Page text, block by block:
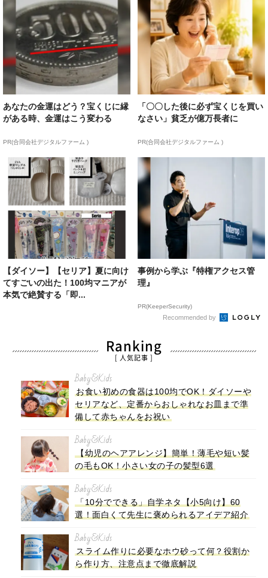
あなたの金運はどう？宝くじに縁
がある時、金運はこう変わる
PR(合同会社デジタルファーム )
「〇〇した後に必ず宝くじを買い
なさい」貧乏が億万長者に
PR(合同会社デジタルファーム )
【ダイソー】【セリア】夏に向け
てすごいの出た！100均マニアが
本気で絶賛する「即...
事例から学ぶ『特権アクセス管
理』
PR(KeeperSecurity)
Recommended by
Ranking
[ 人気記事 ]
Baby&Kids
お食い初めの食器は100均でOK！ダイソーや
セリアなど、定番からおしゃれなお皿まで準
備して赤ちゃんをお祝い
Baby&Kids
【幼児のヘアアレンジ】簡単！薄毛や短い髪
の毛もOK！小さい女の子の髪型6選
Baby&Kids
「10分でできる」自学ネタ【小5向け】60
選！面白くて先生に褒められるアイデア紹介
Baby&Kids
スライム作りに必要なホウ砂って何？役割か
ら作り方、注意点まで徹底解説